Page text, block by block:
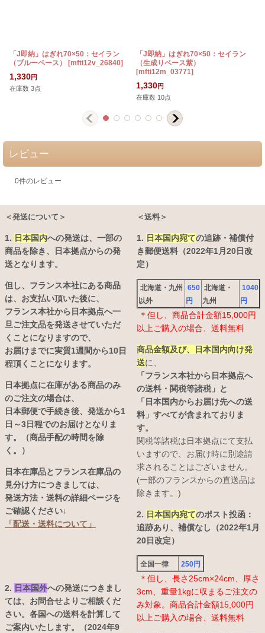
「J即納」はぎれ70×50：セイラン
（ブルーベース）
[mfti12v_26840]
1,330円
在庫数 3点
「J即納」はぎれ70×50：セイラン
（生成りベース紫）
[mfti12m_03771]
1,330円
在庫数 10点
レビュー
0件のレビュー
＜発送について＞
1. 日本国内への発送は、 一部の
商品を除き、日本拠点からの発
送となります。
但し、フランス本社にある商品
は、お支払い頂いた後に、
フランス本社から日本拠点へ一
旦ご注文品を発送させていただ
くことになりますので、
お届けまでに実質1週間から10日
程頂くことになります。
日本拠点に在庫がある商品のみ
のご注文の場合は、
日本郵便で手続き後、発送から1
日～3日程でのお届けとなりま
す。（商品手配の時間を除
く。）
日本在庫品とフランス在庫品の
見分け方につきましては、
発送方法・送料の詳細ページを
ご確認ください↓
「配送・送料について」
2. 日本国外への発送につきまし
ては、お問合せよりご相談くだ
さい。各国への送料を計算して
ご案内いたします。（2024年9
＜送料＞
1. 日本国内宛ての追跡・補償付
き郵便送料（2022年1月20日改
定）
北海道・九州
以外
650
円
北海道・
九州
1040
円
＊但し、商品合計金額15,000円
以上ご購入の場合、送料無料
商品金額及び、日本国内向け発
送に、
「フランス本社から日本拠点へ
の送料・関税等諸税」と
「日本国内からお届け先への送
料」すべてが含まれておりま
す。
関税等諸税は日本拠点にて支払
いますので、お届け時に別途請
求されることはございません。
(一部のフランスからの直送品は
除きます。)
2. 日本国内宛てのポスト投函：
追跡あり、補償なし（2022年1月
20日改定）
全国一律 250円
＊但し、長さ25cm×24cm、厚さ
3cm、重量1kgに収まるご注文の
み対象。商品合計金額15,000円
以上ご購入の場合、送料無料